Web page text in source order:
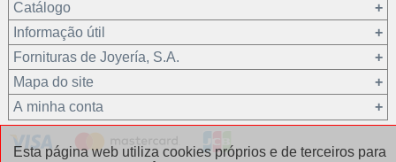
Catálogo
Ouro 18 kt
Ouro 9 kt
Platina 22.8 kt
Prata 925
Informação útil
Fornituras de Joyería, S.A.
Quem somos?
condições de venda
Mapa do site
A minha conta
Esta página web utiliza cookies próprios e de terceiros para